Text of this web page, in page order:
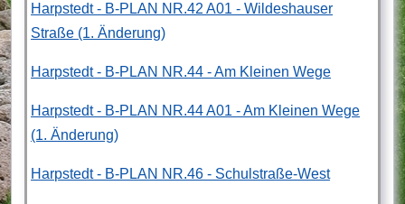
Harpstedt - B-PLAN NR.42 A01 - Wildeshauser
Straße (1. Änderung)
Harpstedt - B-PLAN NR.44 - Am Kleinen Wege
Harpstedt - B-PLAN NR.44 A01 - Am Kleinen Wege
(1. Änderung)
Harpstedt - B-PLAN NR.46 - Schulstraße-West